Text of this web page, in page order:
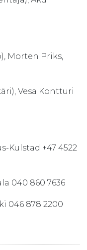
Morten Priks,
Vesa Kontturi
+47 4522
860 7636
878 2200